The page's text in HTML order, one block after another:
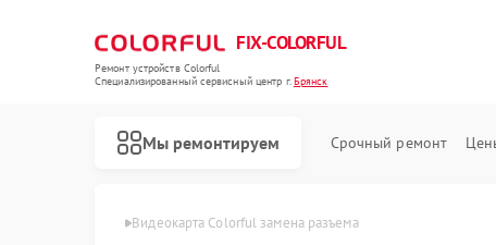
FIX-COLORFUL
Ремонт устройств Colorful
Специализированный cервисный центр г.Брянск
Мы ремонтируем Срочный ремонт
Colorful в Брянске Видеокарта Colorful замена разъема